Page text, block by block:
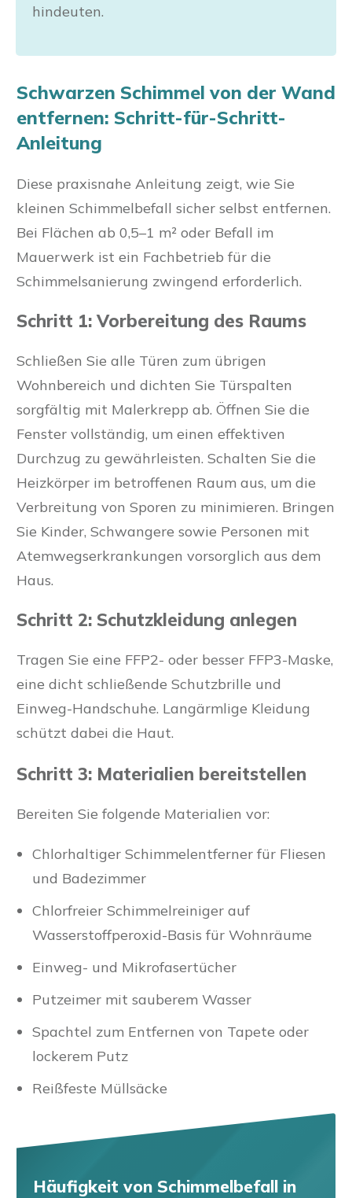
hindeuten.
Schwarzen Schimmel von der Wand
entfernen: Schritt-für-Schritt-
Anleitung
Diese praxisnahe Anleitung zeigt, wie Sie
kleinen Schimmelbefall sicher selbst entfernen.
Bei Flächen ab 0,5–1 m² oder Befall im
Mauerwerk ist ein Fachbetrieb für die
Schimmelsanierung zwingend erforderlich.
Schritt 1: Vorbereitung des Raums
Schließen Sie alle Türen zum übrigen
Wohnbereich und dichten Sie Türspalten
sorgfältig mit Malerkrepp ab. Öffnen Sie die
Fenster vollständig, um einen effektiven
Durchzug zu gewährleisten. Schalten Sie die
Heizkörper im betroffenen Raum aus, um die
Verbreitung von Sporen zu minimieren. Bringen
Sie Kinder, Schwangere sowie Personen mit
Atemwegserkrankungen vorsorglich aus dem
Haus.
Schritt 2: Schutzkleidung anlegen
Tragen Sie eine FFP2- oder besser FFP3-Maske,
eine dicht schließende Schutzbrille und
Einweg-Handschuhe. Langärmlige Kleidung
schützt dabei die Haut.
Schritt 3: Materialien bereitstellen
Bereiten Sie folgende Materialien vor:
Chlorhaltiger Schimmelentferner für Fliesen
und Badezimmer
Chlorfreier Schimmelreiniger auf
Wasserstoffperoxid-Basis für Wohnräume
Einweg- und Mikrofasertücher
Putzeimer mit sauberem Wasser
Spachtel zum Entfernen von Tapete oder
lockerem Putz
Reißfeste Müllsäcke
Häufigkeit von Schimmelbefall in